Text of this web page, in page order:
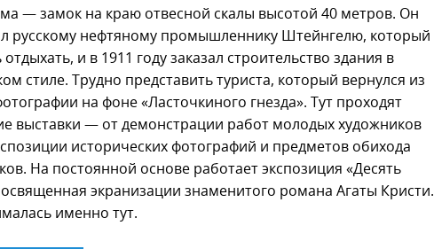
— замок на краю отвесной скалы высотой 40 метров. Он
русскому нефтяному промышленнику Штейнгелю, который
и в 1911 году заказал строительство здания в
стиле. Трудно представить туриста, который вернулся из
на фоне «Ласточкиного гнезда». Тут проходят
выставки — от демонстрации работ молодых художников
исторических фотографий и предметов обихода
На постоянной основе работает экспозиция «Десять
экранизации знаменитого романа Агаты Кристи.
именно тут.